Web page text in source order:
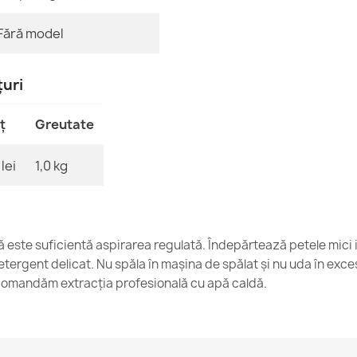
model
Greutate
1,0 kg
este suficientă aspirarea regulată. Îndepărtează petele mici
delicat. Nu spăla în mașina de spălat și nu uda în
extracția profesională cu apă caldă.